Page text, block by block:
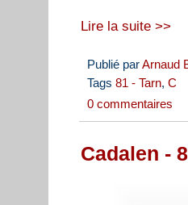
Lire la suite >>
Publié parArnaud
Tags 81 - Tarn, C
0 commentaires
Cadalen -